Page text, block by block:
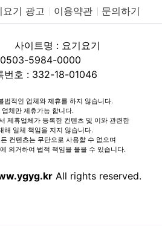
요기 광고 이용약관 문의하기
사이트명 : 요기요기
0503-5984-0000
번호 : 332-18-01046
법적인 업체와 제휴를 하지 않습니다.
업체만 제휴가능 합니다.
제휴업체가 등록한 컨텐츠 및 이와 관련한
해 일체 책임을 지지 않습니다.
컨텐츠는 무단으로 사용할 수 없으며
의거하여 법적 책임을 물을 수 있습니다.
All rights reserved.